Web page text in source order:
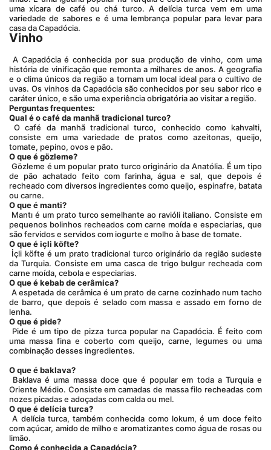
uma xícara de café ou chá turco. A delícia turca vem em uma
variedade de sabores e é uma lembrança popular para levar para
casa da Capadócia.
Vinho
história de vinificação que remonta a milhares de anos. A geografia
e o clima únicos da região a tornam um local ideal para o cultivo de
uvas. Os vinhos da Capadócia são conhecidos por seu sabor rico e
caráter único, e são uma experiência obrigatória ao visitar a região.
Perguntas frequentes:
Qual é o café da manhã tradicional turco?
O café da manhã tradicional turco, conhecido como kahvalti,
consiste em uma variedade de pratos como azeitonas, queijo,
tomate, pepino, ovos e pão.
O que é gözleme?
de pão achatado feito com farinha, água e sal, que depois é
recheado com diversos ingredientes como queijo, espinafre, batata
ou carne.
O que é manti?
pequenos bolinhos recheados com carne moída e especiarias, que
são fervidos e servidos com iogurte e molho à base de tomate.
O que é içli köfte?
da Turquia. Consiste em uma casca de trigo bulgur recheada com
carne moída, cebola e especiarias.
O que é kebab de cerâmica?
de barro, que depois é selado com massa e assado em forno de
lenha.
O que é pide?
uma massa fina e coberto com queijo, carne, legumes ou uma
combinação desses ingredientes.
O que é baklava?
Oriente Médio. Consiste em camadas de massa filo recheadas com
nozes picadas e adoçadas com calda ou mel.
O que é delícia turca?
A delícia turca, também conhecida como lokum, é um doce feito
com açúcar, amido de milho e aromatizantes como água de rosas ou
limão.
Como é conhecida a Capadócia?